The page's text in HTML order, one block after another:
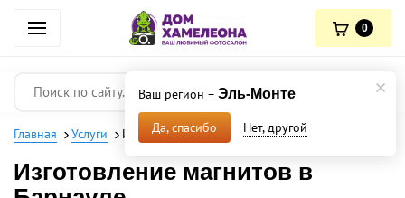
0
Ваш регион – Эль-Монте
Да, спасибо Нет, другой
Главная Услуги Изготовление магнитов
Изготовление магнитов в